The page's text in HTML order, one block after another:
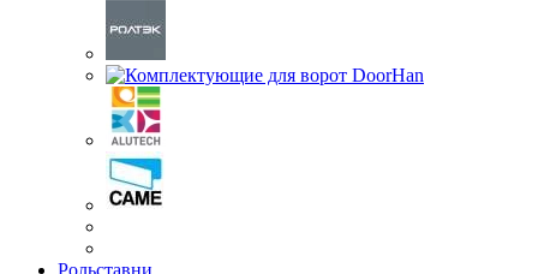
Рольставни